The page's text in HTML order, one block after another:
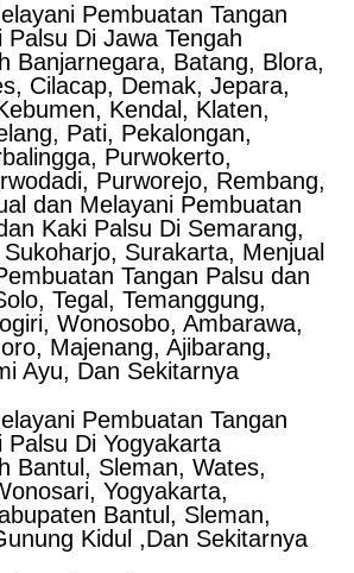
Pembuatan Tangan
Palsu Di Jawa Tengah
Banjarnegara, Batang, Blora,
Cilacap, Demak, Jepara,
Kendal, Klaten,
Pati, Pekalongan,
Purwokerto,
Purworejo, Rembang,
dan Melayani Pembuatan
Kaki Palsu Di Semarang,
Surakarta, Menjual
Tangan Palsu dan
Tegal, Temanggung,
Wonosobo, Ambarawa,
Majenang, Ajibarang,
Ayu, Dan Sekitarnya
Pembuatan Tangan
Palsu Di Yogyakarta
Bantul, Sleman, Wates,
Yogyakarta,
Bantul, Sleman,
Kidul ,Dan Sekitarnya